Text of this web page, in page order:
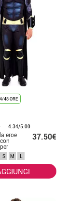
48 ORE
4.34/5.00
eroe 37.50€
S M L